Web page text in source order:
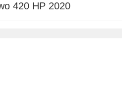
420 HP 2020